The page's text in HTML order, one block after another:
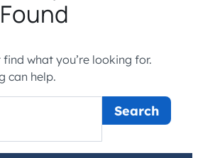
find what you’re looking for.
can help.